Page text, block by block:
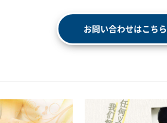
お問い合わせはこちら